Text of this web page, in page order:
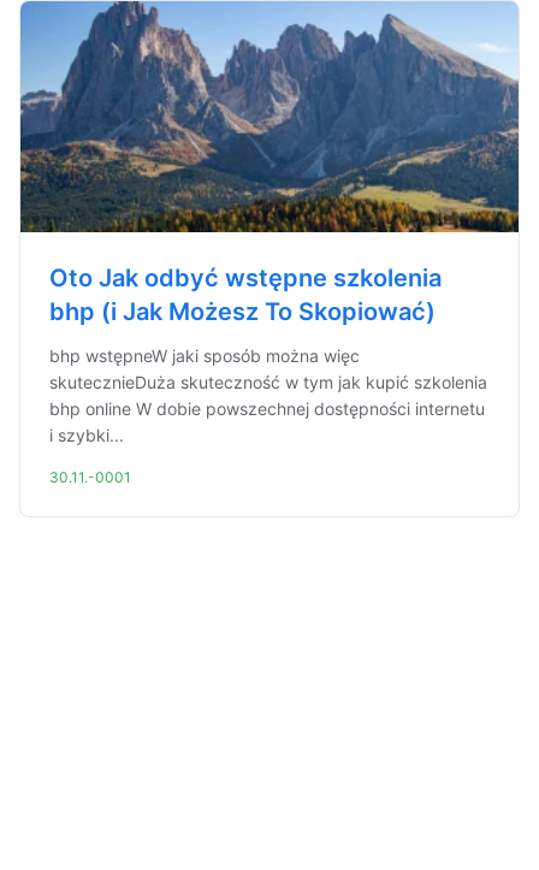
Oto Jak odbyć wstępne szkolenia
bhp (i Jak Możesz To Skopiować)
bhp wstępneW jaki sposób można więc
skutecznieDuża skuteczność w tym jak kupić szkolenia
bhp online W dobie powszechnej dostępności internetu
i szybki...
30.11.-0001